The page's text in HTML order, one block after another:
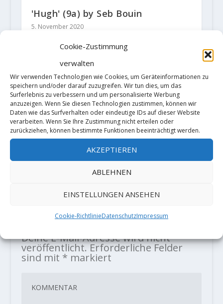
Cookie-Zustimmung
verwalten
Wir verwenden Technologien wie Cookies, um Geräteinformationen zu
speichern und/oder darauf zuzugreifen. Wir tun dies, um das
Surferlebnis zu verbessern und um personalisierte Werbung
anzuzeigen. Wenn Sie diesen Technologien zustimmen, können wir
Daten wie das Surfverhalten oder eindeutige IDs auf dieser Website
verarbeiten. Wenn Sie Ihre Zustimmung nicht erteilen oder
zurückziehen, können bestimmte Funktionen beeinträchtigt werden.
AKZEPTIEREN
ABLEHNEN
EINSTELLUNGEN ANSEHEN
Cookie-RichtlinieDatenschutzImpressum
'Hugh' (9a) by Seb Bouin
5. November 2020
FA "Ariégeois Cœur Loyal" (9b) by
Sébastien "Seb" Bouin
HINTERLASSE EINE ANTWORT
Deine E-Mail-Adresse wird nicht
veröffentlicht.Erforderliche Felder
sind mit * markiert